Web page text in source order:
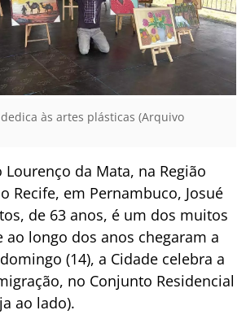
às artes plásticas (Arquivo
Lourenço da Mata, na Região
Recife, em Pernambuco, Josué
de 63 anos, é um dos muitos
ao longo dos anos chegaram a
(14), a Cidade celebra a
no Conjunto Residencial
ao lado).